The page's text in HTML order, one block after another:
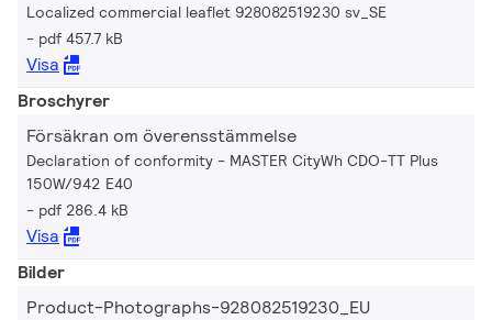
Localized commercial leaflet 928082519230 sv_SE
pdf 457.7 kB
Visa
Broschyrer
Försäkran om överensstämmelse
Declaration of conformity - MASTER CityWh CDO-TT Plus
150W/942 E40
pdf 286.4 kB
Visa
Bilder
Product-Photographs-928082519230_EU